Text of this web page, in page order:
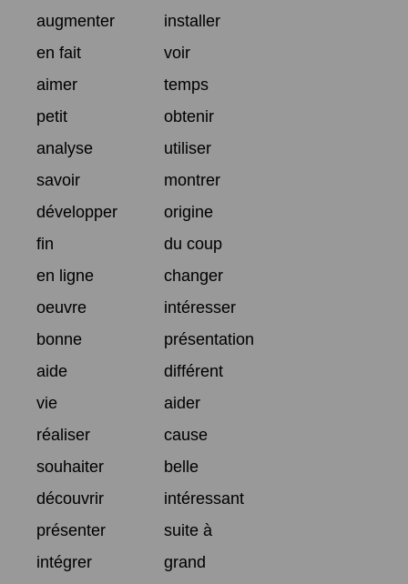
augmenter
installer
en fait
voir
aimer
temps
petit
obtenir
analyse
utiliser
savoir
montrer
développer
origine
fin
du coup
en ligne
changer
oeuvre
intéresser
bonne
présentation
aide
différent
vie
aider
réaliser
cause
souhaiter
belle
découvrir
intéressant
présenter
suite à
intégrer
grand